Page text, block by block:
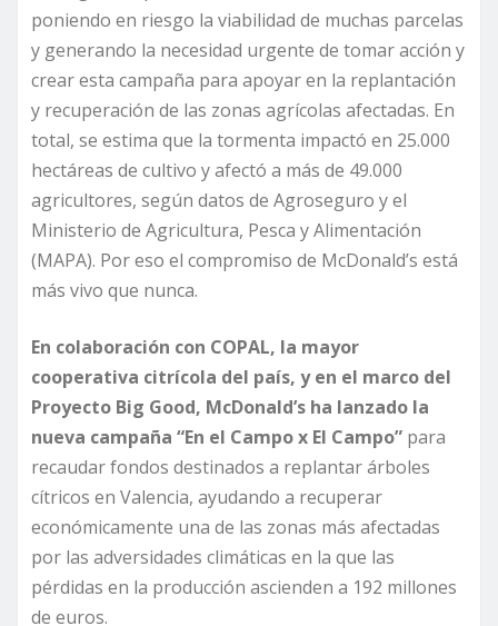
poniendo en riesgo la viabilidad de muchas parcelas
y generando la necesidad urgente de tomar acción y
crear esta campaña para apoyar en la replantación
y recuperación de las zonas agrícolas afectadas. En
total, se estima que la tormenta impactó en 25.000
hectáreas de cultivo y afectó a más de 49.000
agricultores, según datos de Agroseguro y el
Ministerio de Agricultura, Pesca y Alimentación
(MAPA). Por eso el compromiso de McDonald’s está
más vivo que nunca.
En colaboración con COPAL, la mayor
cooperativa citrícola del país, y en el marco del
Proyecto Big Good, McDonald’s ha lanzado la
nueva campaña “En el Campo x El Campo” para
recaudar fondos destinados a replantar árboles
cítricos en Valencia, ayudando a recuperar
económicamente una de las zonas más afectadas
por las adversidades climáticas en la que las
pérdidas en la producción ascienden a 192 millones
de euros.